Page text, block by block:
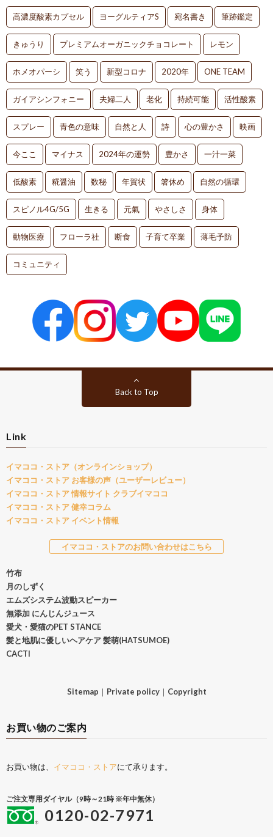
高濃度酸素カプセル ヨーグルティアS 宛名書き 筆跡鑑定
きゅうり プレミアムオーガニックチョコレート レモン
ホメオパーシ 笑う 新型コロナ 2020年 ONE TEAM
ガイアシンフォニー 夫婦二人 老化 持続可能 活性酸素
スプレー 青色の意味 自然と人 詩 心の豊かさ 映画
今ここ マイナス 2024年の運勢 豊かさ 一汁一菜
低酸素 糀醤油 数秘 年賀状 箸休め 自然の循環
スピノル4G/5G 生きる 元氣 やさしさ 身体
動物医療 フローラ社 断食 子育て卒業 薄毛予防
コミュニティ
Back to Top
Link
イマココ・ストア（オンラインショップ）
イマココ・ストア お客様の声（ユーザーレビュー）
イマココ・ストア 情報サイト クラブイマココ
イマココ・ストア 健幸コラム
イマココ・ストア イベント情報
イマココ・ストアのお問い合わせはこちら
竹布
月のしずく
エムズシステム波動スピーカー
無添加 にんじんジュース
愛犬・愛猫のPET STANCE
髪と地肌に優しいヘアケア 髪萌(HATSUMOE)
CACTI
Sitemap ｜ Private policy｜ Copyright
お買い物のご案内
お買い物は、 イマココ・ストアにて承ります。
ご注文専用ダイヤル（9時～21時 ※年中無休）
0120-02-7971